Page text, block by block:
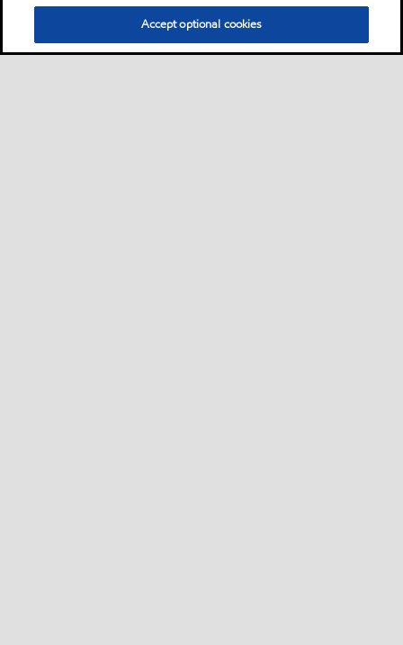
Accept optional cookies